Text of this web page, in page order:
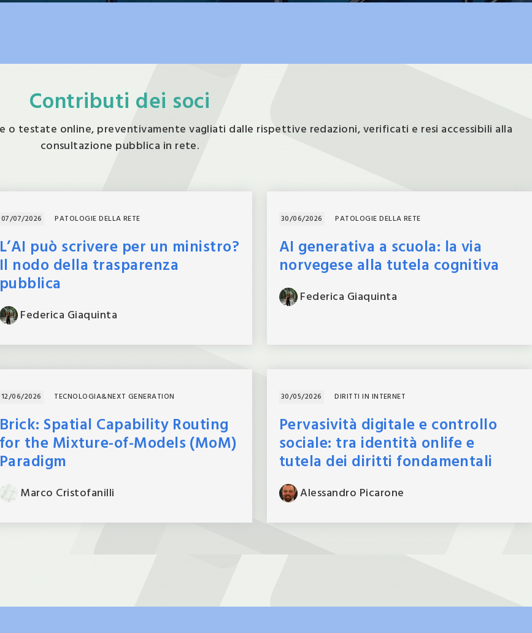
Contributi dei soci
testate online, preventivamente vagliati dalle rispettive redazioni, verificati e resi accessibili alla
consultazione pubblica in rete.
07/07/2026 PATOLOGIE DELLA RETE
L’AI può scrivere per un ministro?
Il nodo della trasparenza
pubblica
Federica Giaquinta
30/06/2026 PATOLOGIE DELLA RETE
AI generativa a scuola: la via
norvegese alla tutela cognitiva
Federica Giaquinta
12/06/2026 TECNOLOGIA&NEXT GENERATION
Brick: Spatial Capability Routing
for the Mixture-of-Models (MoM)
Paradigm
Marco Cristofanilli
30/05/2026 DIRITTI IN INTERNET
Pervasività digitale e controllo
sociale: tra identità onlife e
tutela dei diritti fondamentali
Alessandro Picarone